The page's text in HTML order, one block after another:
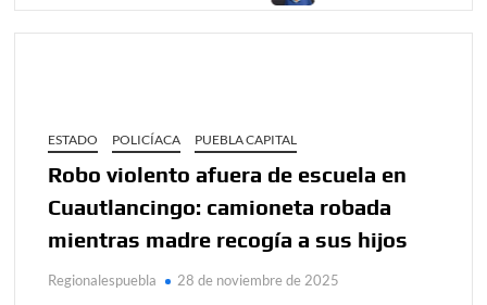
ESTADO POLICÍACA PUEBLA CAPITAL
Robo violento afuera de escuela en
Cuautlancingo: camioneta robada
mientras madre recogía a sus hijos
Regionalespuebla 28 de noviembre de 2025